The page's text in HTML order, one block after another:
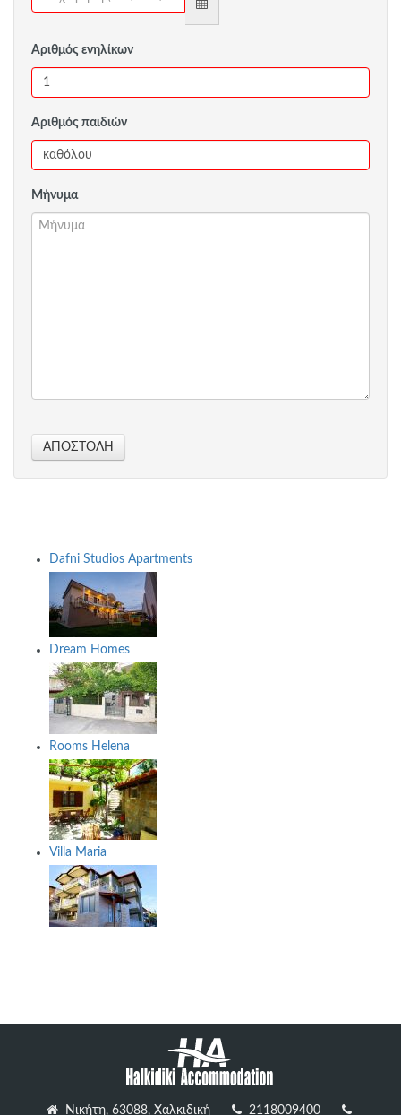
Αριθμός ενηλίκων
Αριθμός παιδιών
Μήνυμα
ΑΠΟΣΤΟΛΉ
Dafni Studios Apartments
Dream Homes
Rooms Helena
Villa Maria
Νικήτη, 63088, Χαλκιδική 2118009400